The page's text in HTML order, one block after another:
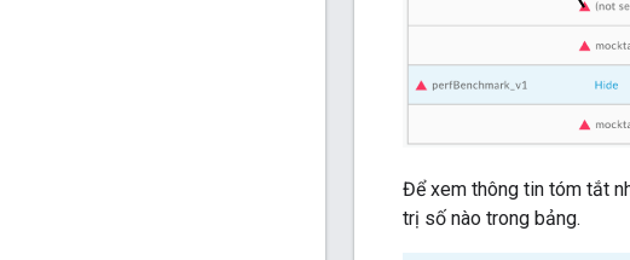
Để xem thông tin tóm tắt
trị số nào trong bảng.